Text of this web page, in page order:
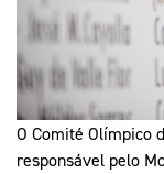
O Comité Olímpico
responsável pelo